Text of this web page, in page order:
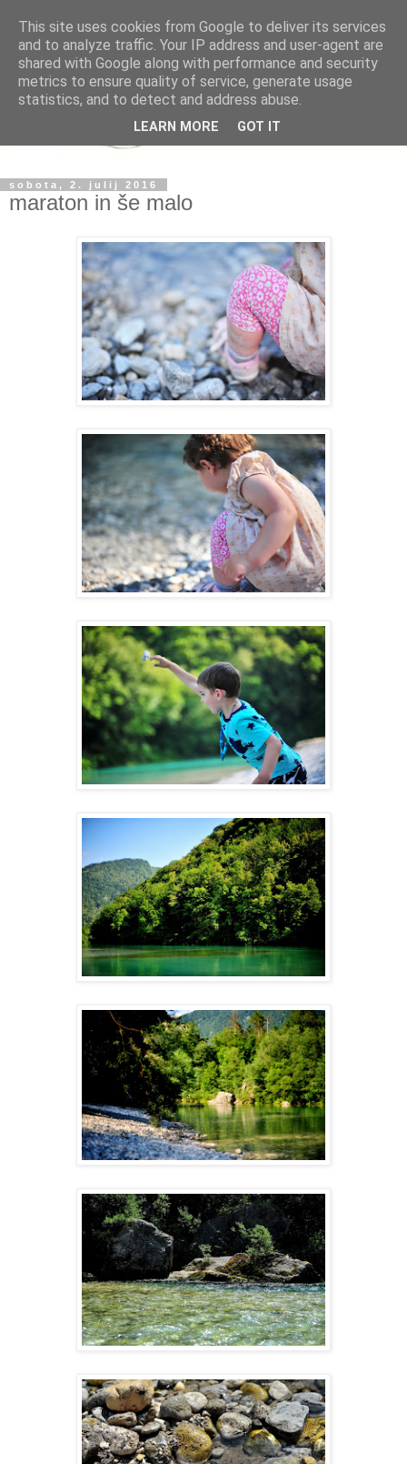
sobota, 2. julij 2016
maraton in še malo
This site uses cookies from Google to deliver its services
and to analyze traffic. Your IP address and user-agent are
shared with Google along with performance and security
metrics to ensure quality of service, generate usage
statistics, and to detect and address abuse.
LEARN MORE GOT IT